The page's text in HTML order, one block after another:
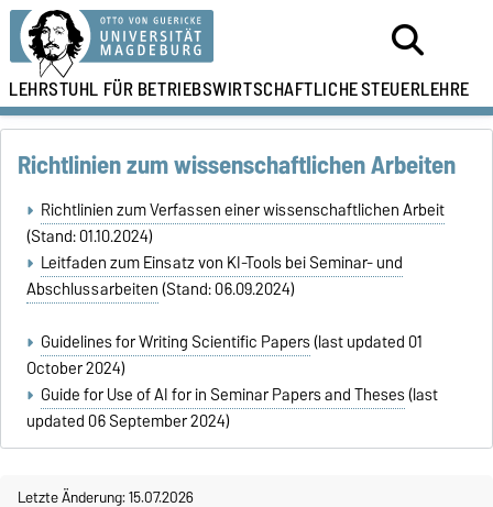
LEHRSTUHL FÜRBETRIEBSWIRTSCHAFTLICHESTEUERLEHRE
Richtlinien zum wissenschaftlichen Arbeiten
Richtlinien zum Verfassen einer wissenschaftlichen Arbeit
(Stand: 01.10.2024)
Leitfaden zum Einsatz von KI-Tools bei Seminar- und
Abschlussarbeiten(Stand: 06.09.2024)
Guidelines for Writing Scientific Papers(last updated 01
October 2024)
Guide for Use of AI for in Seminar Papers and Theses(last
updated 06 September 2024)
Letzte Änderung: 15.07.2026